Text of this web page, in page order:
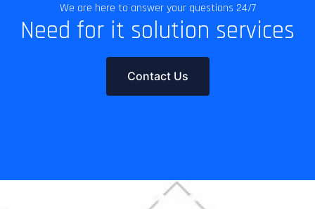
We are here to answer your questions 24/7
Need for it solution services
Contact Us